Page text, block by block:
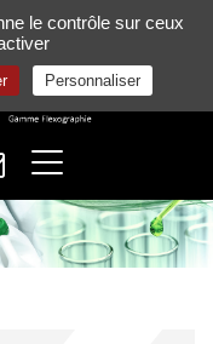
le contrôle sur ceux
Personnaliser